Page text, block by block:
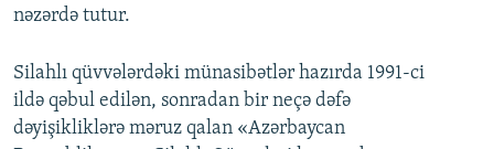
nəzərdə tutur.
Silahlı qüvvələrdəki münasibətlər hazırda 1991-ci
ildə qəbul edilən, sonradan bir neçə dəfə
dəyişikliklərə məruz qalan «Azərbaycan